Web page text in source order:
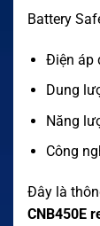
Battery
Điện áp
Dung
Năng
Công
Đây là
CNB450E